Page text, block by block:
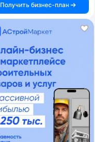
Получить бизнес-план